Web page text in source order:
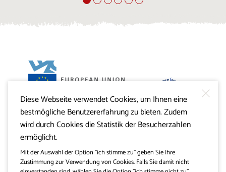
Projekt Visitkras. Die Investition wird von der Republik
Slowenien und von der Europäischen Union aus dem
Europäischen Fonds für regionale Entwicklung
mitfinanziert.
Diese Webseite verwendet Cookies, um Ihnen eine
bestmögliche Benutzererfahrung zu bieten. Zudem
wird durch Cookies die Statistik der Besucherzahlen
ermöglicht.
Mit der Auswahl der Option "ich stimme zu" geben Sie Ihre
Zustimmung zur Verwendung von Cookies. Falls Sie damit nicht